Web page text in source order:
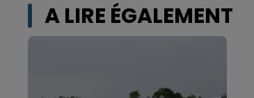
A LIRE ÉGALEMENT